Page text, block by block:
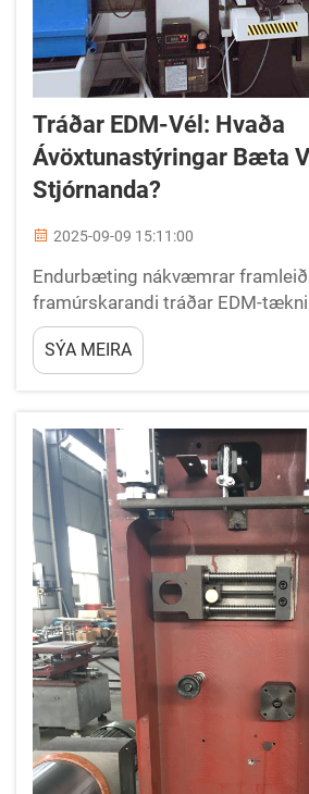
Tráðar EDM-Vél: Hvaða
Ávöxtunastýringar Bæta
Stjórnanda?
2025-09-09 15:11:00
Endurbæting nákvæmrar
framúrskarandi tráðar EDM-
tækni hefur breytt sjónarmiðum
framleiðslu og boðið upp á
getu sem venjulegar vinnutækni
SÝA MEIRA